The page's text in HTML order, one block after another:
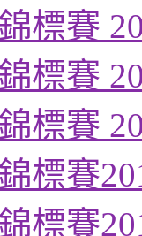
標賽
標賽
標賽
標賽
標賽